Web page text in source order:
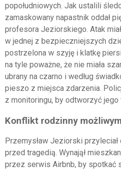
popołudniowych. Jak ustalili
zamaskowany napastnik oddał
profesora Jeziorskiego. Atak
w jednej z bezpieczniejszych
postrzelona w szyję i klatkę
na tyle poważne, że nie miała
ubrany na czarno i według
pieszo z miejsca zdarzenia.
z monitoringu, by odtworzyć jego
Konflikt rodzinny
Przemysław Jeziorski przyleciał
przed tragedią. Wynajął
przez serwis Airbnb, by spotkać